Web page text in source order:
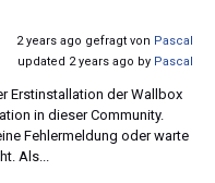
2 years ago gefragt von Pascal
updated 2 years ago by Pascal
Erstinstallation der Wallbox
in dieser Community.
Fehlermeldung oder warte
Als...